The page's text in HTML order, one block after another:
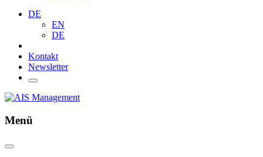
DE
EN
DE
Kontakt
Newsletter
Menü